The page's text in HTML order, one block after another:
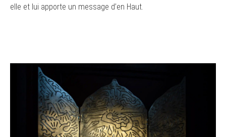
elle et lui apporte un message d’en Haut.